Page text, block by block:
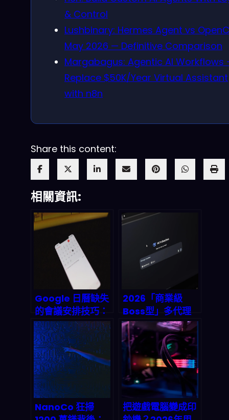
& Control
Lushbinary: Hermes Agent vs
May 2026 — Definitive Comparison
Margabagus: Agentic AI Workflows
Replace $50K/Year Virtual Assistant
with n8n
Share this content:
相關資訊:
Google 日曆缺失
的會議安排技巧：
用 AI 自動提議時
段、解析郵件需求
並串起日曆即時更
新
2026「商業級
Boss型」多代理
AI Agent 到底會
怎麼改寫企業工作
流？
Diana×OpenCl
aw 觀察筆記
NanoCo 狂掃
把遊戲電腦變成印